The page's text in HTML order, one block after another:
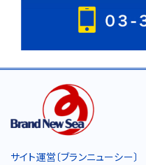
サイト運営〔ブランニューシー〕